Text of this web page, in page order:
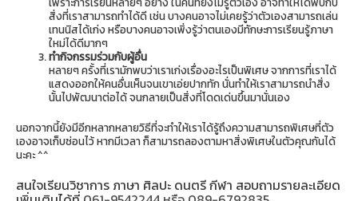
สิ่งที่เราสามารถทำได้ดี เช่น บางคนอาจไม่เคยรู้ว่าตัวเองสามารถเล่น
เทนนิสได้เก่ง หรือบางคนอาจเพิ่งรู้ว่าตนเองมีทักษะการเรียนรู้ภาษา
ใหม่ได้ดีมากๆ
ทำกิจกรรมร่วมกับผู้อื่น
หลายๆ ครั้งที่เรามักพบว่าเราเก่งเรื่องอะไรเป็นพิเศษ จากการที่เราได้
แสดงออกให้คนอื่นเห็นจนเขาเอ่ยปากทัก นั่นทำให้เราสามารถนำสิ่ง
นั้นไปพัฒนาต่อได้ จนกลายเป็นสิ่งที่โดดเด่นขึ้นมานั่นเอง
นอกจากนี้ยังมีอีกหลากหลายวิธีที่จะทำให้เราได้รู้ถึงความสามารถพิเศษที่ตัว
เองอาจเก็บซ่อนไว้ หากมีเวลา ก็สามารถลองตามหาสิ่งพิเศษในตัวคุณกันได้
นะคะ ^^
สนใจเรียนวิชาการ ภาษา ศิลปะ ดนตรี กีฬา สอบถามรายละเอียด